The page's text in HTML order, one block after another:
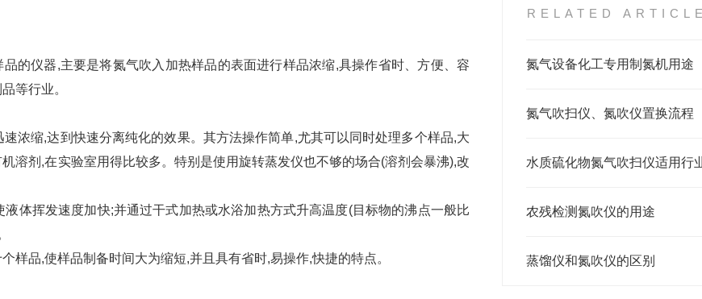
RELATED
氮气设备化工专用制氮机用途
氮气吹扫仪、氮吹仪置换流程
水质硫化物氮气吹扫仪适用行
农残检测氮吹仪的用途
蒸馏仪和氮吹仪的区别
仪器,主要是将氮气吹入加热样品的表面进行样品浓缩,具操作省时、方便、容
等行业。
缩,达到快速分离纯化的效果。其方法操作简单,尤其可以同时处理多个样品,大
溶剂,在实验室用得比较多。特别是使用旋转蒸发仪也不够的场合(溶剂会暴沸),改
挥发速度加快;并通过干式加热或水浴加热方式升高温度(目标物的沸点一般比
品,使样品制备时间大为缩短,并且具有省时,易操作,快捷的特点。